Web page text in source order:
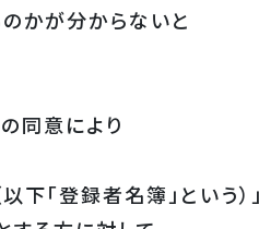
かが分からないと
同意により
「登録者名簿」という）